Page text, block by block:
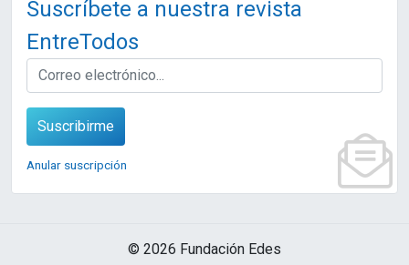
Suscríbete a nuestra revista
EntreTodos
EMAIL
Suscribirme
Anular suscripción
© 2026 Fundación Edes